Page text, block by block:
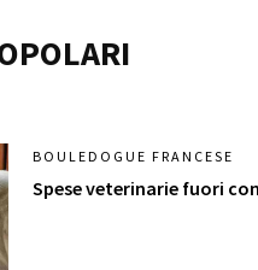
BOULEDOGUE FRANCESE
Spese veterinarie fuori